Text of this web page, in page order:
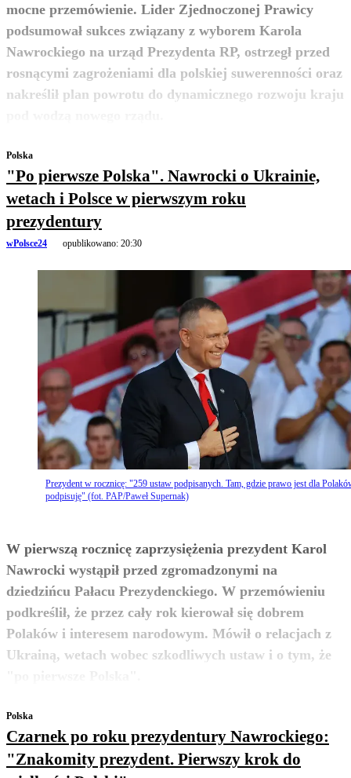
mocne przemówienie. Lider Zjednoczonej Prawicy
podsumował sukces związany z wyborem Karola
Nawrockiego na urząd Prezydenta RP, ostrzegł przed
rosnącymi zagrożeniami dla polskiej suwerenności oraz
nakreślił plan powrotu do dynamicznego rozwoju kraju
zobacz więcej
Polska
"Po pierwsze Polska". Nawrocki o Ukrainie,
wetach i Polsce w pierwszym roku
prezydentury
wPolsce24 opublikowano: 20:30
Prezydent w rocznicę: "259 ustaw podpisanych. Tam, gdzie prawo jest dla
podpisuję" (fot. PAP/Paweł Supernak)
W pierwszą rocznicę zaprzysiężenia prezydent Karol
Nawrocki wystąpił przed zgromadzonymi na
dziedzińcu Pałacu Prezydenckiego. W przemówieniu
podkreślił, że przez cały rok kierował się dobrem
Polaków i interesem narodowym. Mówił o relacjach z
Ukrainą, wetach wobec szkodliwych ustaw i o tym, że
zobacz więcej
Polska
Czarnek po roku prezydentury Nawrockiego:
"Znakomity prezydent. Pierwszy krok do